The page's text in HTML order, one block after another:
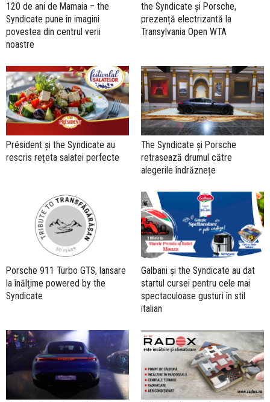
120 de ani de Mamaia – the
Syndicate pune în imagini
povestea din centrul verii
noastre
the Syndicate și Porsche,
prezență electrizantă la
Transylvania Open WTA
Président și the Syndicate au
rescris rețeta salatei perfecte
The Syndicate și Porsche
retrasează drumul către
alegerile îndrăznețe
Porsche 911 Turbo GTS, lansare
la înălțime powered by the
Syndicate
Galbani și the Syndicate au dat
startul cursei pentru cele mai
spectaculoase gusturi în stil
italian